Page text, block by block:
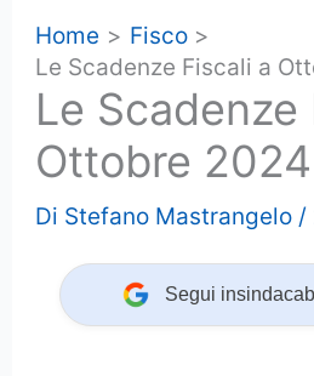
Home
Fisco
Le Scadenze Fiscali a
Le Scadenze
Ottobre 2024
Di Stefano Mastrangelo /
Segui